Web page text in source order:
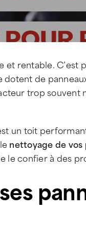
rentable. C’est
dotent de
trop souvent
un toit
nettoyage de
le confier à des